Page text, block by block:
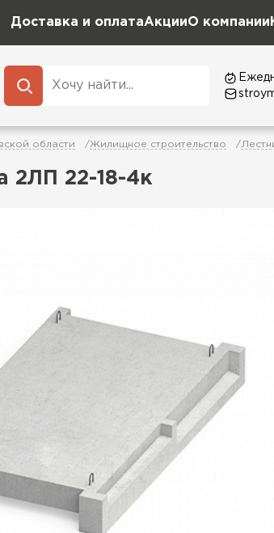
Доставка и оплатаАкцииО компании
области Жилищное строительство
2ЛП 22-18-4к